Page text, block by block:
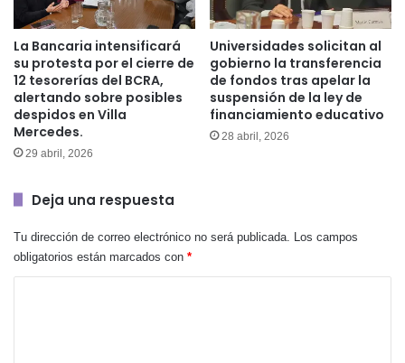
La Bancaria intensificará
su protesta por el cierre de
12 tesorerías del BCRA,
alertando sobre posibles
despidos en Villa
Mercedes.
29 abril, 2026
Universidades solicitan al
gobierno la transferencia
de fondos tras apelar la
suspensión de la ley de
financiamiento educativo
28 abril, 2026
Deja una respuesta
Tu dirección de correo electrónico no será publicada. Los campos
obligatorios están marcados con *